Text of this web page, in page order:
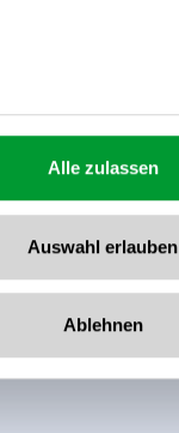
Alle zulassen
Auswahl erlauben
Ablehnen